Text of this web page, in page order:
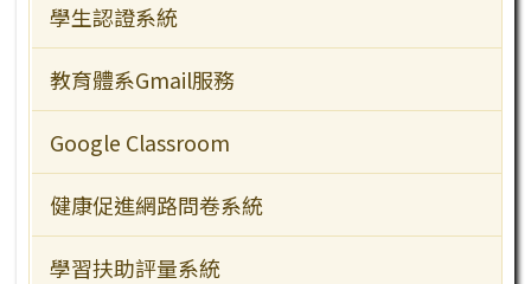
主題網站
教學資源
行政服務
訪客常用
行事曆
檔案下載
學生認證系統
教育體系Gmail服務
Google Classroom
健康促進網路問卷系統
學習扶助評量系統